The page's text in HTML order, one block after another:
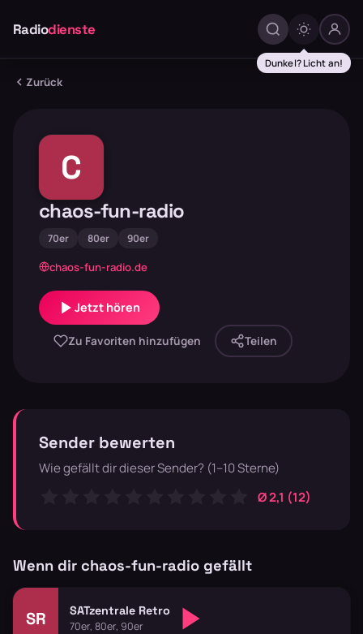
Radiodienste
Dunkel? Licht an!
Zurück
C
chaos-fun-radio
70er 80er 90er
chaos-fun-radio.de
Jetzt hören
Zu Favoriten hinzufügen Teilen
Sender bewerten
Wie gefällt dir dieser Sender? (1–10 Sterne)
Ø 2,1 (12)
Wenn dir chaos-fun-radio gefällt
SR SATzentrale Retro
70er, 80er, 90er